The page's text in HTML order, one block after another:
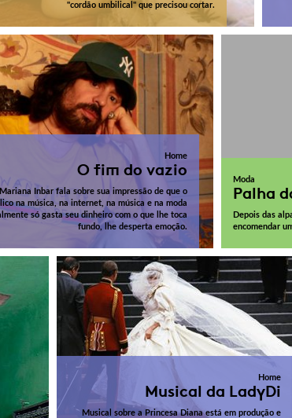
"cordão umbilical" que precisou cortar.
Home
O fim do vazio
Mariana Inbar fala sobre sua impressão de que o
na música, na internet, na música e na moda
só gasta seu dinheiro com o que lhe toca
fundo, lhe desperta emoção.
Moda
Palha
Depois das
encomendar
Home
Musical da LadyDi
Musical sobre a Princesa Diana está em produção e